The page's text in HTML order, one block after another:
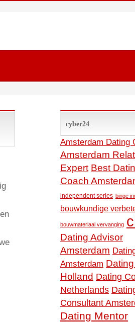
cyber24
Amsterdam Dating
Amsterdam
Expert Best
Coach
independent series binge
bouwkundige
bouwmateriaal vervanging
Dating Advisor
Amsterdam
Amsterdam
Holland Dating
Netherlands
Consultant
Dating Mentor